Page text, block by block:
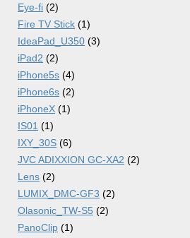
Eye-fi (2)
Fire TV Stick (1)
IdeaPad_U350 (3)
iPad2 (2)
iPhone5s (4)
iPhone6s (2)
iPhoneX (1)
IS01 (1)
IXY_30S (6)
JVC ADIXXION GC-XA2 (2)
Lens (2)
LUMIX_DMC-GF3 (2)
Olasonic_TW-S5 (2)
PanoClip (1)